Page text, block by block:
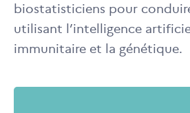
biostatisticiens pour
utilisant l’intelligence
immunitaire et la génétique.